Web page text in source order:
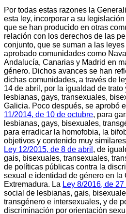
Por todas estas razones la
esta ley, incorporar a su
que se han producido en otras
relación con los derechos de las
conjunto, que se suman a las
aprobado comunidades como
Andalucía, Canarias y Madrid en
género. Dichos avances se han
dichas comunidades, a través de
14 de abril, por la igualdad de
lesbianas, gays, transexuales,
Galicia. Poco después, se aprobó
11/2014, de 10 de octubre, para
lesbianas, gays, bisexuales,
para erradicar la homofobia, la
objetivos y contenido muy
Ley 12/2015, de 8 de abril , de
gais, bisexuales, transexuales,
de políticas públicas contra la
sexual e identidad de género en la
Extremadura. La Ley 8/2016, de
social de lesbianas, gais,
transgénero e intersexuales, y de
discriminación por orientación